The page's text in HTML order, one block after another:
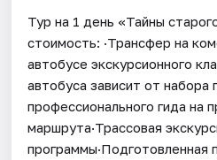
Тур на 1 день «Тайны
стоимость: ·Трансфер на
автобусе экскурсионного
автобуса зависит от набора
профессионального гида на
маршрута·Трассовая
программы·Подготовленная